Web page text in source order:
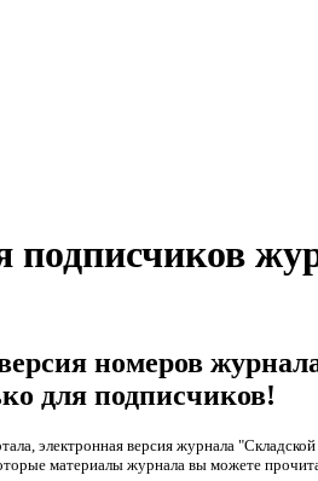
подписчиков
номеров
для подписчиков!
электронная версия журнала
материалы журнала вы можете